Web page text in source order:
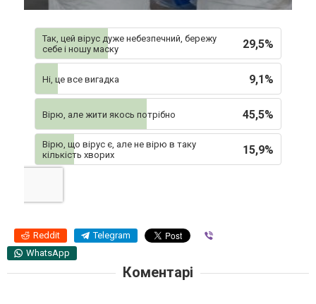
29,5%
Так, цей вірус дуже небезпечний, бережу
себе і ношу маску
9,1%
Ні, це все вигадка
45,5%
Вірю, але жити якось потрібно
15,9%
Вірю, що вірус є, але не вірю в таку
кількість хворих
Reddit Telegram
WhatsApp
Коментарі